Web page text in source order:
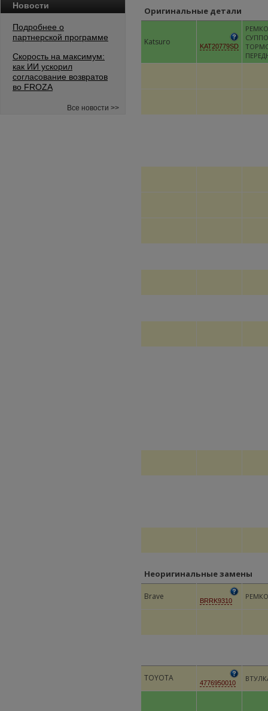
Новости
Подробнее о
партнерской программе
Скорость на максимум:
как ИИ ускорил
согласование возвратов
во FROZA
Все новости >>
Оригинальные детали
Katsuro KAT20779SD
Неоригинальные замены
Brave BRRK9310
TOYOTA 4776950010